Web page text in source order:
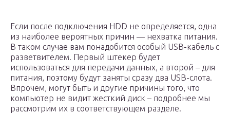
Если после подключения HDD не определяется, одна
из наиболее вероятных причин — нехватка питания.
В таком случае вам понадобится особый USB-кабель с
разветвителем. Первый штекер будет
использоваться для передачи данных, а второй – для
питания, поэтому будут заняты сразу два USB-слота.
Впрочем, могут быть и другие причины того, что
компьютер не видит жесткий диск – подробнее мы
рассмотрим их в соответствующем разделе.